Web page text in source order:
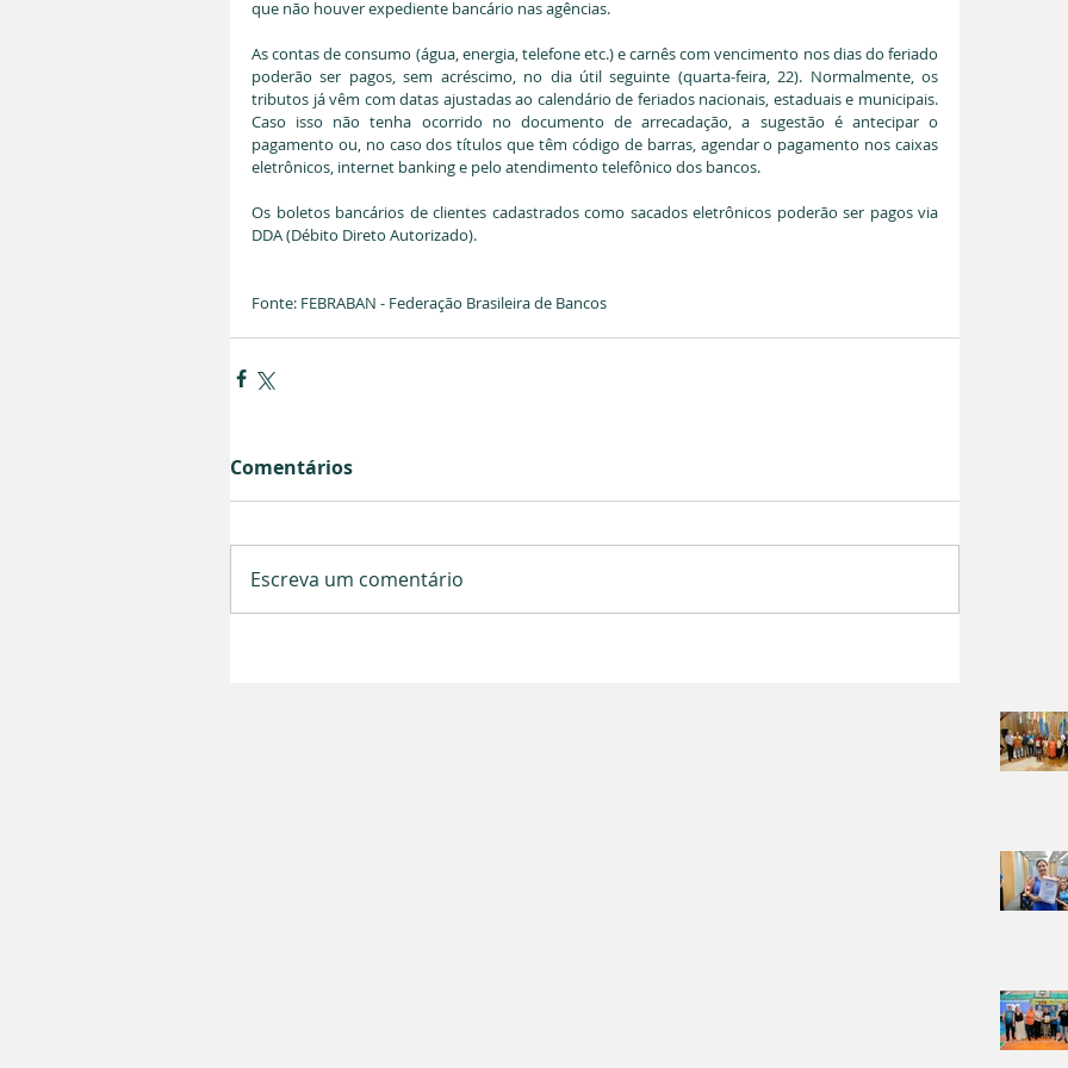
que não houver expediente bancário nas agências.
As contas de consumo (água, energia, telefone etc.) e carnês com vencimento nos dias do feriado
poderão ser pagos, sem acréscimo, no dia útil seguinte (quarta-feira, 22). Normalmente, os
tributos já vêm com datas ajustadas ao calendário de feriados nacionais, estaduais e municipais.
Caso isso não tenha ocorrido no documento de arrecadação, a sugestão é antecipar o
pagamento ou, no caso dos títulos que têm código de barras, agendar o pagamento nos caixas
eletrônicos, internet banking e pelo atendimento telefônico dos bancos.
Os boletos bancários de clientes cadastrados como sacados eletrônicos poderão ser pagos via
DDA (Débito Direto Autorizado).
Fonte: FEBRABAN - Federação Brasileira de Bancos
Comentários
Escreva um comentário